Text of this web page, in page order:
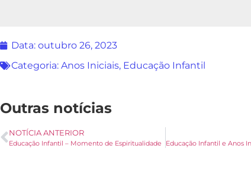
Data: outubro 26, 2023
Categoria: Anos Iniciais, Educação Infantil
Outras notícias
NOTÍCIA ANTERIOR
Educação Infantil – Momento de Espiritualidade